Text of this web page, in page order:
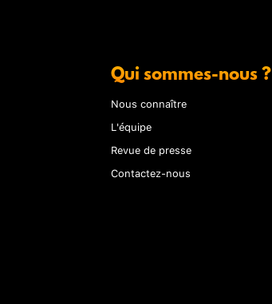
Qui sommes-nous ?
Nous connaître
L'équipe
Revue de presse
Contactez-nous